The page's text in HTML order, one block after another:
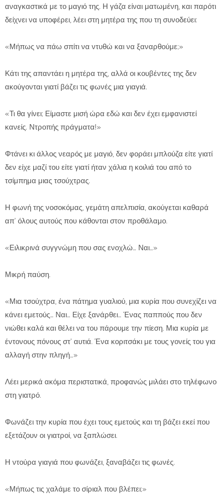
αναγκαστικά με το μαγιό της. Η γάζα είναι ματωμένη, και παρότι
δείχνει να υποφέρει, λέει στη μητέρα της που τη συνοδεύει:
«Μήπως να πάω σπίτι να ντυθώ και να ξαναρθούμε;»
Κάτι της απαντάει η μητέρα της, αλλά οι κουβέντες της δεν
ακούγονται γιατί βάζει τις φωνές μια γιαγιά.
«Τι θα γίνει; Είμαστε μισή ώρα εδώ και δεν έχει εμφανιστεί
κανείς. Ντροπής πράγματα!»
Φτάνει κι άλλος νεαρός με μαγιό, δεν φοράει μπλούζα είτε γιατί
δεν είχε μαζί του είτε γιατί ήταν χάλια η κοιλιά του από το
τσίμπημα μιας τσούχτρας.
Η φωνή της νοσοκόμας, γεμάτη απελπισία, ακούγεται καθαρά
απ’ όλους αυτούς που κάθονται στον προθάλαμο.
«Ειλικρινά συγγνώμη που σας ενοχλώ… Ναι…»
Μικρή παύση.
«Μια τσούχτρα, ένα πάτημα γυαλιού, μια κυρία που συνεχίζει να
κάνει εμετούς… Ναι… Είχε ξανάρθει… Ένας παππούς που δεν
νιώθει καλά και θέλει να του πάρουμε την πίεση. Μια κυρία με
έντονους πόνους στ’ αυτιά. Ένα κοριτσάκι με τους γονείς του για
αλλαγή στην πληγή…»
Λέει μερικά ακόμα περιστατικά, προφανώς μιλάει στο τηλέφωνο
στη γιατρό.
Φωνάζει την κυρία που έχει τους εμετούς και τη βάζει εκεί που
εξετάζουν οι γιατροί, να ξαπλώσει.
Η ντούρα γιαγιά που φωνάζει, ξαναβάζει τις φωνές.
«Μήπως τις χαλάμε το σίριαλ που βλέπει;»